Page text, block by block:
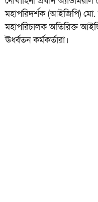
মহাপরিদর্শক (আইজিপি)
মহাপরিচালক অতিরিক্ত
ঊর্ধ্বতন কর্মকর্তারা।